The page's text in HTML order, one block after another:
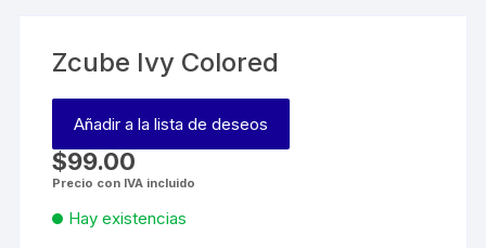
Zcube Ivy Colored
Añadir a la lista de deseos
$99.00
Precio con IVA incluido
Hay existencias